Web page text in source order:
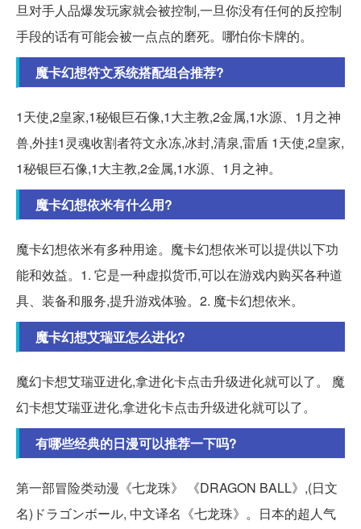
旦对手人品爆发玩家就会被控制,一旦你没有任何的反控制
手段的话有可能会被一点点的磨死。哪怕你卡牌的。
魔卡幻想符文系统搭配组合推荐?
1天使,2皇家,1秘银巨石像,1大主教,2金属,1水源、1月之神
兽,外挂1灵魂收割者符文永冻,冰封,清泉,雷盾 1天使,2皇家,
1秘银巨石像,1大主教,2金属,1水源、1月之神。
魔卡幻想依米有什么用?
魔卡幻想依米有多种用途。魔卡幻想依米可以提供以下功
能和效益。1. 它是一种虚拟货币,可以在游戏内购买各种道
具、装备和服务,提升游戏体验。2. 魔卡幻想依米。
魔卡幻想艾瑞亚怎么进化?
魔幻卡想艾瑞亚进化,拿进化卡点击升级进化就可以了。 魔
幻卡想艾瑞亚进化,拿进化卡点击升级进化就可以了。
有哪些经典的日漫可以推荐一下吗?
第一部冒险类动漫《七龙珠》 《DRAGON BALL》,(日文
名)ドラゴンボール, 中文译名《七龙珠》。日本的超人气